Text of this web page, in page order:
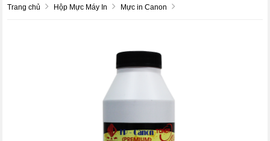
Trang chủ Hộp Mực Máy In Mực in Canon